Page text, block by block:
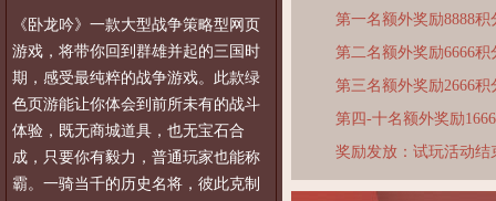
《卧龙吟》一款大型战争策略型网页
游戏，将带你回到群雄并起的三国时
期，感受最纯粹的战争游戏。此款绿
色页游能让你体会到前所未有的战斗
体验，既无商城道具，也无宝石合
成，只要你有毅力，普通玩家也能称
霸。一骑当千的历史名将，彼此克制
第一名额外奖励8888积
第二名额外奖励6666积
第三名额外奖励2666积
第四-十名额外奖励
奖励发放：试玩活动